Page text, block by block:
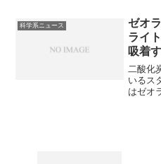
開発を
きます
科学系ニュース
ゼオ
ライ
吸着
二酸化
いるス
はゼオ